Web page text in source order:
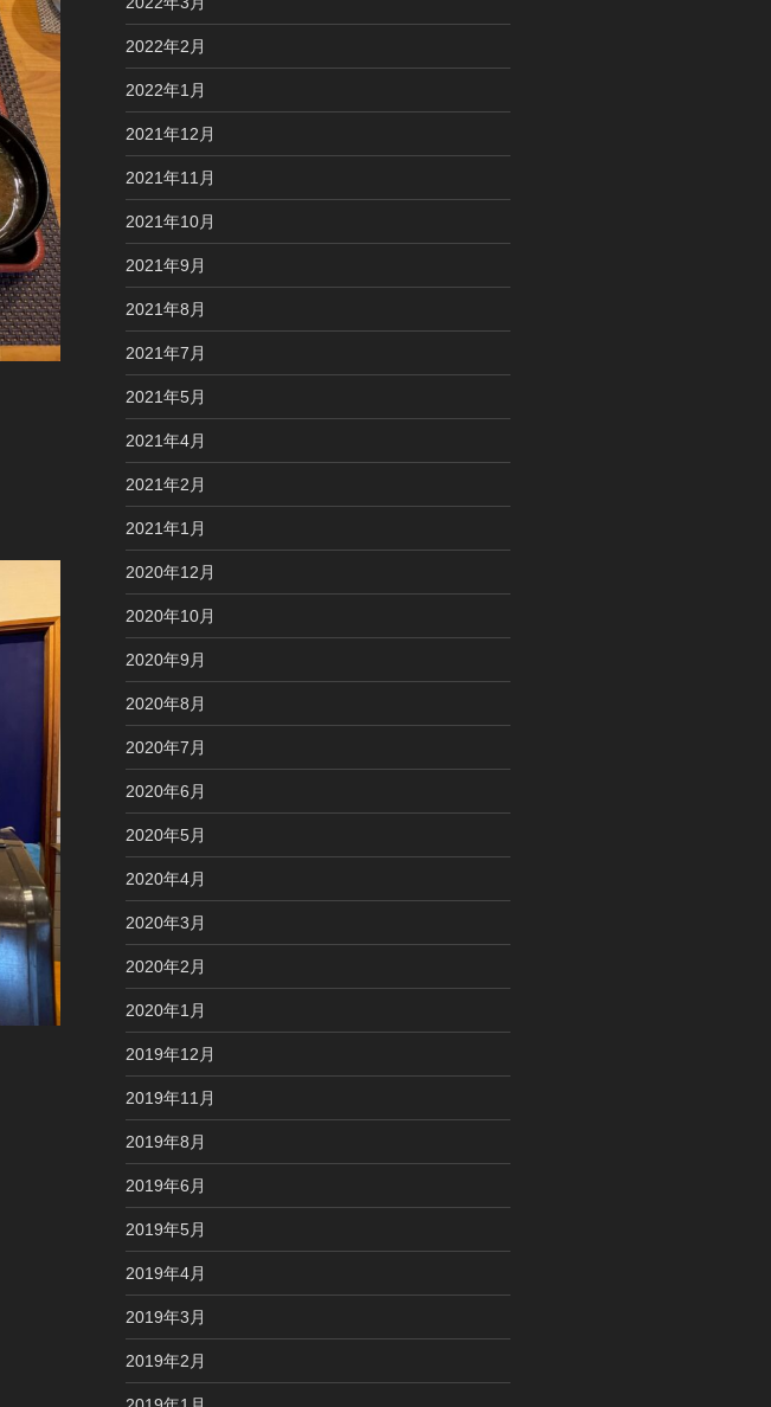
2022年2月
2022年1月
2021年12月
2021年11月
2021年10月
2021年9月
2021年8月
2021年7月
2021年5月
2021年4月
2021年2月
2021年1月
2020年12月
2020年10月
2020年9月
2020年8月
2020年7月
2020年6月
2020年5月
2020年4月
2020年3月
2020年2月
2020年1月
2019年12月
2019年11月
2019年8月
2019年6月
2019年5月
2019年4月
2019年3月
2019年2月